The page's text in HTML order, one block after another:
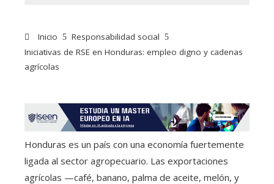
Inicio
Responsabilidad social
Iniciativas de RSE en Honduras: empleo digno y cadenas
agrícolas
Honduras es un país con una economía fuertemente
ligada al sector agropecuario. Las exportaciones
agrícolas —café, banano, palma de aceite, melón, y